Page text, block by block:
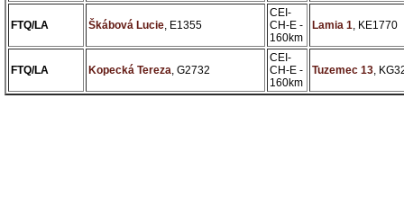
FTQ/LA Škábová Lucie, E1355
CEI-
CH-E -
160km
Lamia 1, KE1770
FTQ/LA Kopecká Tereza, G2732
CEI-
CH-E -
160km
Tuzemec 13,